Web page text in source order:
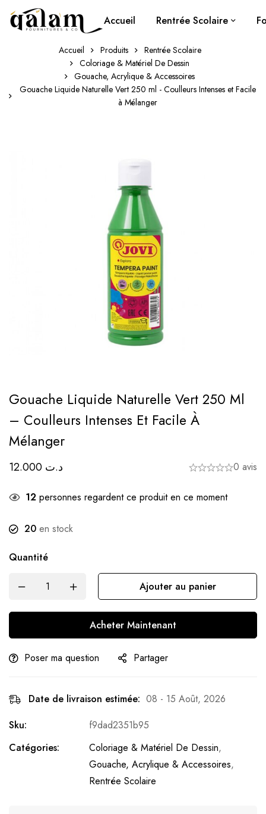
Accueil Rentrée Scolaire
Accueil Produits
Rentrée Scolaire
Coloriage & Matériel De Dessin
Gouache, Acrylique & Accessoires
Gouache Liquide Naturelle Vert 250 ml - Coulleurs Intenses et Facile
à Mélanger
Gouache Liquide Naturelle Vert 250 Ml
– Coulleurs Intenses Et Facile À
Mélanger
د.ت 0 avis
12 personnes regardent ce produit en ce moment
20 en stock
Quantité
Ajouter au panier
Acheter Maintenant
Poser ma question Partager
Date de livraison estimée: 08 - 15 Août, 2026
Sku:
f9dad2351b95
Catégories:
Coloriage & Matériel De Dessin,
Gouache, Acrylique & Accessoires,
Rentrée Scolaire